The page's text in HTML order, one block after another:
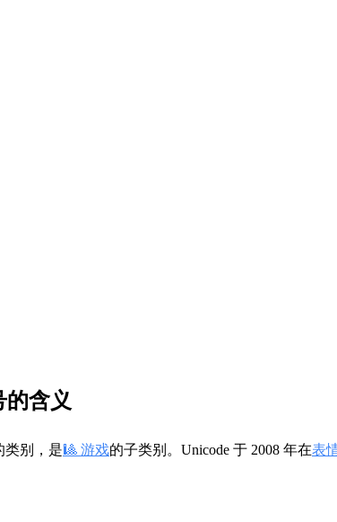
的含义
类别，是🎱 游戏的子类别。Unicode 于 2008 年在表